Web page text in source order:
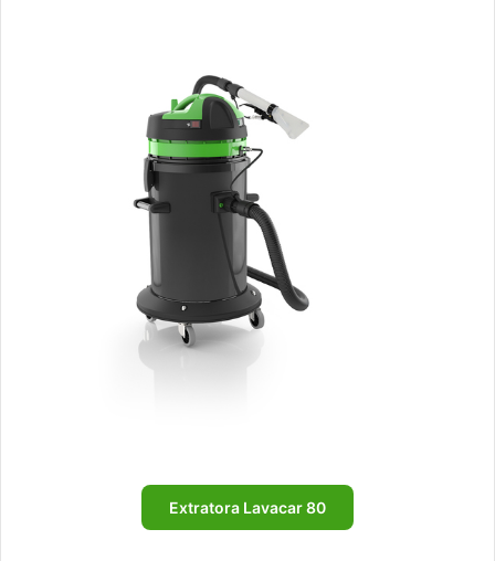
Extratora Lavacar 80